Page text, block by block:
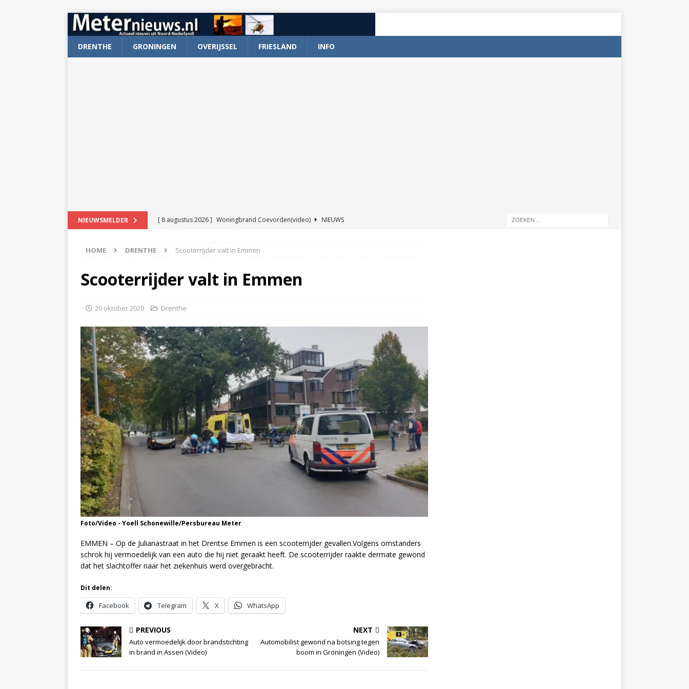
DRENTHE GRONINGEN OVERIJSSEL FRIESLAND INFO
NIEUWSMELDER [ 8 augustus 2026 ] Woningbrand Coevorden(video)
NIEUWS
[ 8 augustus 2026 ]
Akker in brand Ruinen
[ 7 augustus 2026 ]
Surfer aangevaren op Schildmeer Steendam(Video)
HOME DRENTHE Scooterrijder valt in Emmen
Scooterrijder valt in Emmen
20 oktober 2020 Drenthe
Foto/Video - Yoell Schonewille/Persbureau Meter
EMMEN – Op de Julianastraat in het Drentse Emmen is een scooterrijder gevallen.Volgens omstanders
schrok hij vermoedelijk van een auto die hij niet geraakt heeft. De scooterrijder raakte dermate gewond
dat het slachtoffer naar het ziekenhuis werd overgebracht.
Dit delen:
Facebook Telegram X WhatsApp
PREVIOUS
Auto vermoedelijk door brandstichting
in brand in Assen (Video)
NEXT
Automobilist gewond na botsing tegen
boom in Groningen (Video)